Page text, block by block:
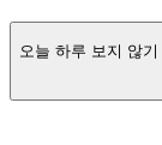
오늘 하루 보지 않기